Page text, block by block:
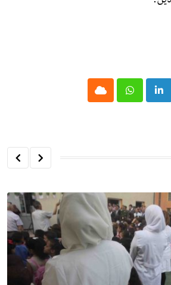
LinkedIn
Whatsapp
Cloud